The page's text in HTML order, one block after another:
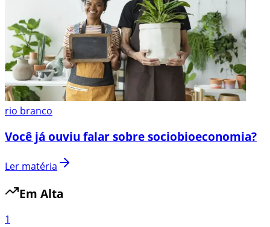
rio branco
Você já ouviu falar sobre sociobioeconomia?
Ler matéria
Em Alta
1